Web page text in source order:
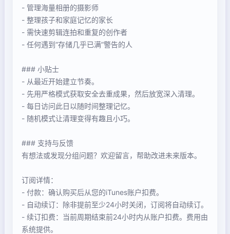
- 管理海量相册的摄影师
- 整理孩子和家庭记忆的家长
- 需快速剪辑连拍和重复的创作者
- 任何遇到“存储几乎已满”警告的人
### 小贴士
- 从最近开始建立节奏。
- 先用严格模式获取安全去重成果，然后放宽深入清理。
- 每日访问此日以随时间整理记忆。
- 随机模式让清理变得有趣且小巧。
### 支持与反馈
有想法或发现分组问题？欢迎留言，帮助改进未来版本。
订阅详情：
- 付款：确认购买后从您的iTunes账户扣费。
- 自动续订：除非提前至少24小时关闭，订阅将自动续订。
- 续订扣费：当前周期结束前24小时内从账户扣费。费用由
系统提供。